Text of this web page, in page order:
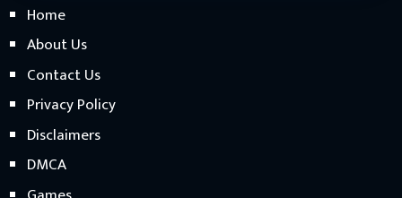
Home
About Us
Contact Us
Privacy Policy
Disclaimers
DMCA